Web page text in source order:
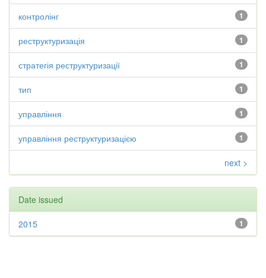
1
контролінг
1
реструктуризація
1
стратегія реструктуризації
1
тип
1
управління
1
управління реструктуризацією
next >
Date issued
1
2015